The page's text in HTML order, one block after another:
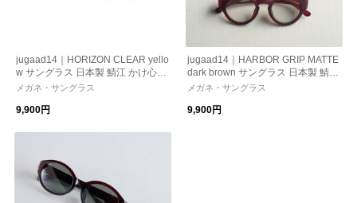
jugaad14｜HORIZON CLEAR yello
w サングラス 日本製 鯖江 かけ心
地 ストレスフリー 機能性レンズ
メガネ・サングラス
9,900円
jugaad14｜HARBOR GRIP MATTE
dark brown サングラス 日本製 鯖江
かけ心地 ストレスフリー 機能性
日 ギフト
メガネ・サングラス
9,900円